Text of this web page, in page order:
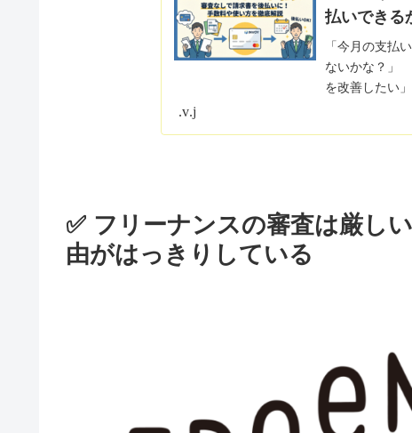
払いできる
「今月の支払
ないかな？」
を改善したい
www.shikinguri-navi.jp
✅ フリーナンスの審査は厳し
由がはっきりしている